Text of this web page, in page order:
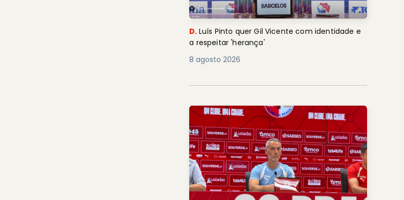
D. Luís Pinto quer Gil Vicente com identidade e
a respeitar 'herança'
8 agosto 2026